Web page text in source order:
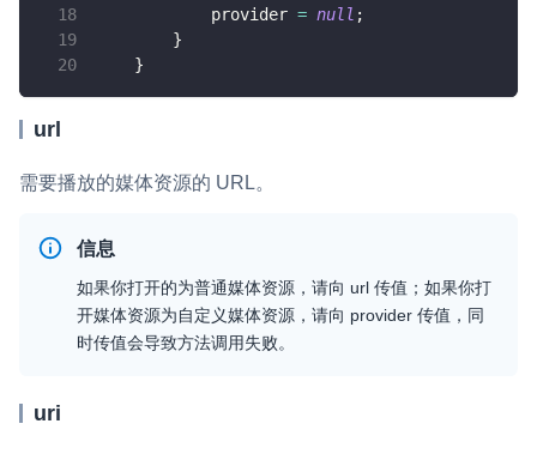
快速实现实时的语音转写功能
互动白板
实现智能硬件和微信小程序之间的实时音视频互通
Status Page
集中展示声网主要产品及服务的综合服务质量及可用性信息
内容审核
            provider
= null ;
}
}
url
需要播放的媒体资源的 URL。
信息
如果你打开的为普通媒体资源，请向 url 传值；如果你打
开媒体资源为自定义媒体资源，请向 provider 传值，同
时传值会导致方法调用失败。
uri